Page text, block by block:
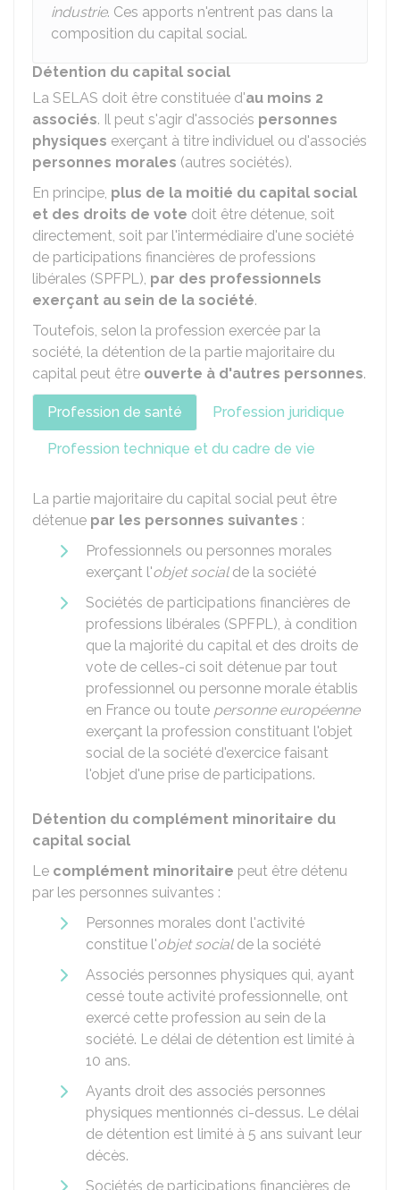
industrie. Ces apports n'entrent pas dans la
composition du capital social.
Détention du capital social
La SELAS doit être constituée d'au moins 2
associés. Il peut s'agir d'associés personnes
physiques exerçant à titre individuel ou d'associés
personnes morales (autres sociétés).
En principe, plus de la moitié du capital social
et des droits de vote doit être détenue, soit
directement, soit par l'intermédiaire d'une société
de participations financières de professions
libérales (SPFPL), par des professionnels
exerçant au sein de la société.
Toutefois, selon la profession exercée par la
société, la détention de la partie majoritaire du
capital peut être ouverte à d'autres personnes.
Profession de santé Profession juridique
Profession technique et du cadre de vie
La partie majoritaire du capital social peut être
détenue par les personnes suivantes :
Professionnels ou personnes morales
exerçant l'objet socialde la société
Sociétés de participations financières de
professions libérales (SPFPL), à condition
que la majorité du capital et des droits de
vote de celles-ci soit détenue par tout
professionnel ou personne morale établis
en France ou toute personne européenne
exerçant la profession constituant l'objet
social de la société d'exercice faisant
l'objet d'une prise de participations.
Détention du complément minoritaire du
capital social
Le complément minoritaire peut être détenu
par les personnes suivantes :
Personnes morales dont l'activité
constitue l'objet socialde la société
Associés personnes physiques qui, ayant
cessé toute activité professionnelle, ont
exercé cette profession au sein de la
société. Le délai de détention est limité à
10 ans.
Ayants droit des associés personnes
physiques mentionnés ci-dessus. Le délai
de détention est limité à 5 ans suivant leur
décès.
Sociétés de participations financières de